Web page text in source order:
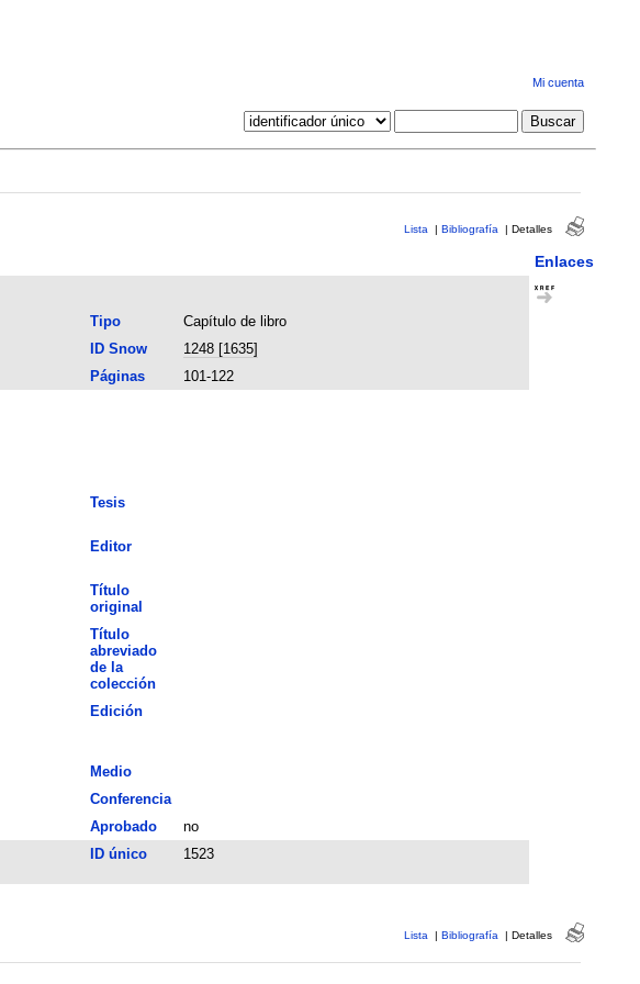
Mi cuenta
Lista | Bibliografía | Detalles
Enlaces
Tipo
Capítulo de libro
ID Snow
1248 [1635]
Páginas
101-122
Tesis
Editor
Título
original
Título
abreviado
de la
colección
Edición
Medio
Conferencia
Aprobado
no
ID único 1523
Lista | Bibliografía | Detalles